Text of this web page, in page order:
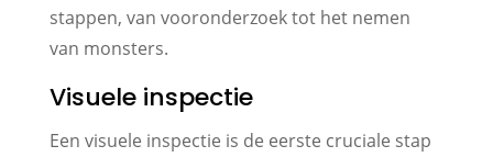
stappen, van vooronderzoek tot het nemen
van monsters.
Visuele inspectie
Een visuele inspectie is de eerste cruciale stap